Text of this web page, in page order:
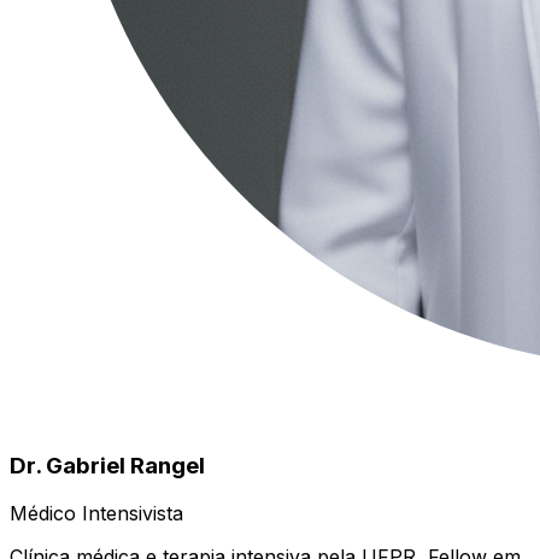
Dr. Gabriel Rangel
Médico Intensivista